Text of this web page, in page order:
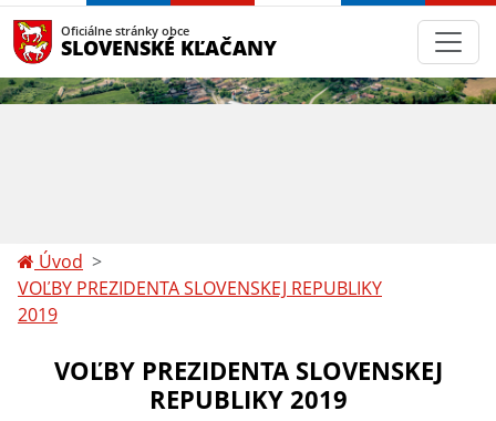
Oficiálne stránky obce
SLOVENSKÉ KĽAČANY
Úvod
VOĽBY PREZIDENTA SLOVENSKEJ REPUBLIKY
2019
VOĽBY PREZIDENTA SLOVENSKEJ
REPUBLIKY 2019